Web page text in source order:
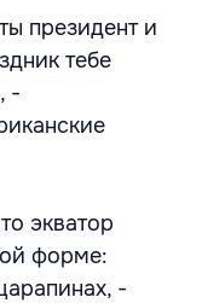
президент и
тебе
-
экватор
форме:
-